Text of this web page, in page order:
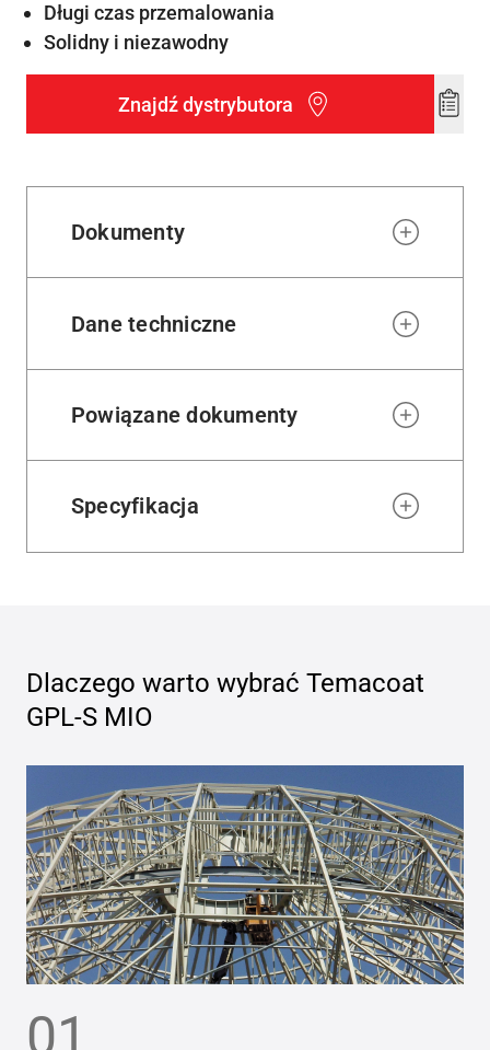
Długi czas przemalowania
Solidny i niezawodny
Znajdź dystrybutora
Add
Dokumenty
Dane techniczne
Powiązane dokumenty
Specyfikacja
Dlaczego warto wybrać Temacoat
GPL-S MIO
01